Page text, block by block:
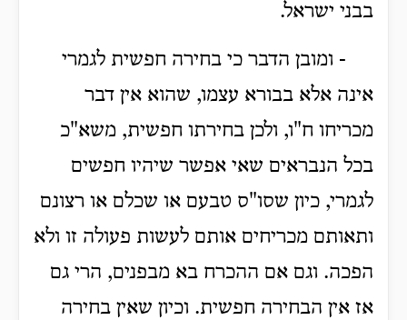
בבני ישראל.
- ומובן הדבר כי בחירה חפשית לגמרי
אינה אלא בבורא עצמו, שהוא אין דבר
מכריחו ח"ו, ולכן בחירתו חפשית, משא"כ
בכל הנבראים שאי אפשר שיהיו חפשים
לגמרי, כיון שסו"ס טבעם או שכלם או רצונם
ותאותם מכריחים אותם לעשות פעולה זו ולא
הפכה. וגם אם ההכרח בא מבפנים, הרי גם
אז אין הבחירה חפשית. וכיון שאין בחירה